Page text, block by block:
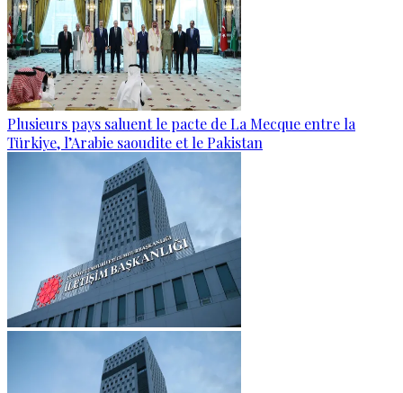
Plusieurs pays saluent le pacte de La Mecque entre la
Türkiye, l’Arabie saoudite et le Pakistan